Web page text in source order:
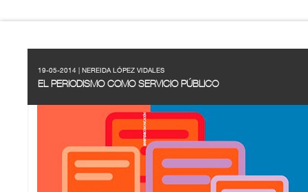
19-05-2014 | NEREIDA LÓPEZ VIDALES
EL PERIODISMO COMO SERVICIO PÚBLICO